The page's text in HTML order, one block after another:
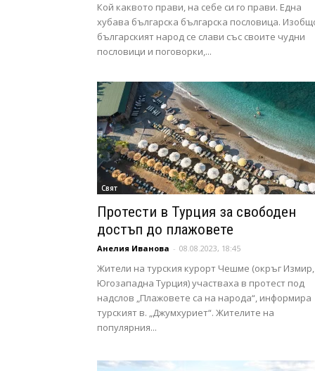
Кой каквото прави, на себе си го прави. Една
хубава българска българска пословица.
българският народ се слави със своите чудни
пословици и поговорки,...
Свят
Протести в Турция за свободен
достъп до плажовете
Анелия Иванова - 08.08.2023, 18:45
Жители на турския курорт Чешме (окръг Измир,
Югозападна Турция) участваха в протест под
надслов „Плажовете са на народа“, информира
турският в. „Джумхуриет“. Жителите на
популярния...